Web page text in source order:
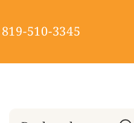
AU
CONTENU
819-510-3345
Achat MINIMUM